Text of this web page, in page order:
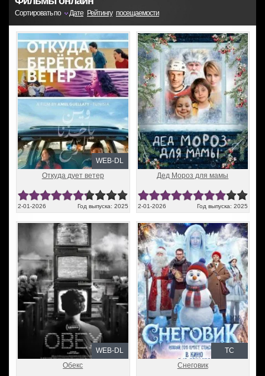
Сортировать по Дате Рейтингу посещаемости
WEB-DL
Откуда дует ветер
2-01-2026 Год выпуска: 2025
Дед Мороз для мамы
2-01-2026 Год выпуска: 2025
WEB-DL
Обекс
TC
Снеговик